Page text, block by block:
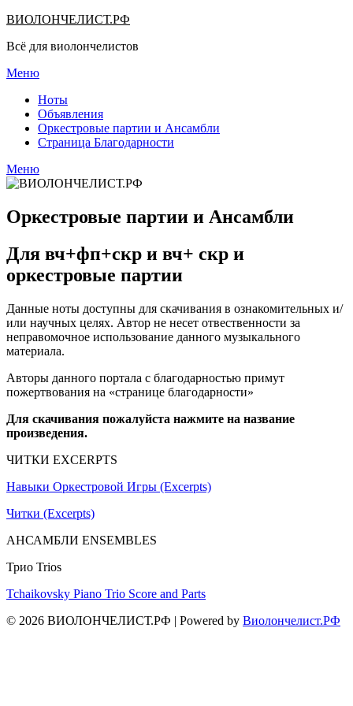
Перейти
содержимому
ВИОЛОНЧЕЛИСТ.РФ
Всё для виолончелистов
Меню
Ноты
Объявления
Оркестровые партии и Ансамбли
Страница Благодарности
Меню
Оркестровые партии и Ансамбли
Для вч+фп+скр и вч+ скр и
оркестровые партии
Данные ноты доступны для скачивания в ознакомительных и/
или научных целях. Автор не несет отвественности за
неправомочное использование данного музыкального
материала.
Авторы данного портала с благодарностью примут
пожертвования на «странице благодарности»
Для скачивания пожалуйста нажмите на название
произведения.
ЧИТКИ EXCERPTS
Навыки Оркестровой Игры (Excerpts)
Читки (Excerpts)
АНСАМБЛИ ENSEMBLES
Трио Trios
Tchaikovsky Piano Trio Score and Parts
© 2026 ВИОЛОНЧЕЛИСТ.РФ | Powered by Виолончелист.РФ